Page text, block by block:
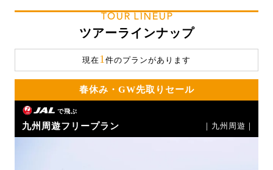
TOUR LINEUP
ツアーラインナップ
現在1 件のプランがあります
春休み・GW先取りセール
で飛ぶ
九州周遊フリープラン ｜九州周遊｜